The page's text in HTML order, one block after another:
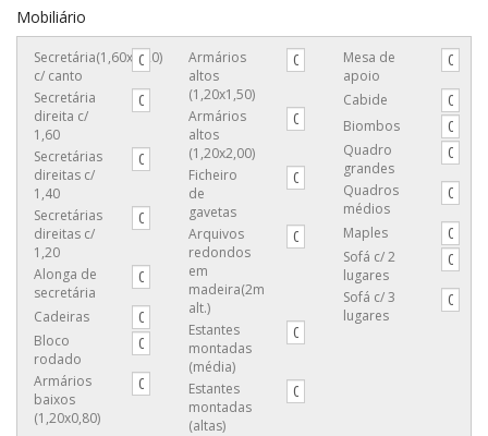
Mobiliário
Secretária(1,60x1,20)
c/ canto
Secretária
direita c/
1,60
Secretárias
direitas c/
1,40
Secretárias
direitas c/
1,20
Alonga de
secretária
Cadeiras
Bloco
rodado
Armários
baixos
(1,20x0,80)
Armários
altos
(1,20x1,50)
Armários
altos
(1,20x2,00)
Ficheiro
de
gavetas
Arquivos
redondos
em
madeira(2m
alt.)
Estantes
montadas
(média)
Estantes
montadas
(altas)
Mesa de
apoio
Cabide
Biombos
Quadro
grandes
Quadros
médios
Maples
Sofá c/ 2
lugares
Sofá c/ 3
lugares